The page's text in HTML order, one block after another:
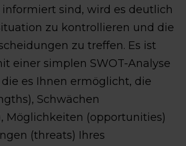
sind, wird es deutlich
zu kontrollieren und die
zu treffen. Es ist
einer simplen SWOT-Analyse
es Ihnen ermöglicht, die
Schwächen
Möglichkeiten (opportunities)
(threats) Ihres